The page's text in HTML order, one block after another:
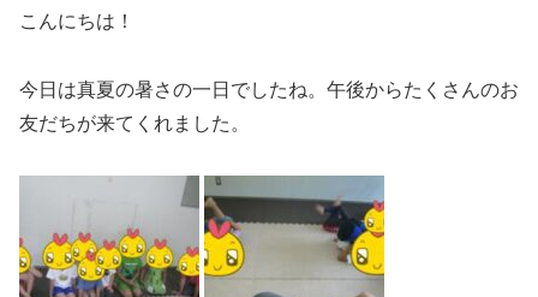
こんにちは！
今日は真夏の暑さの一日でしたね。午後からたくさんのお
友だちが来てくれました。